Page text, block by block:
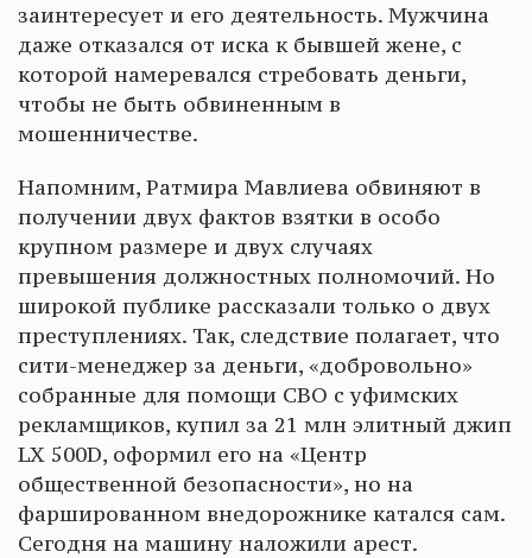
заинтересует и его деятельность. Мужчина
даже отказался от иска к бывшей жене, с
которой намеревался стребовать деньги,
чтобы не быть обвиненным в
мошенничестве.
Напомним, Ратмира Мавлиева обвиняют в
получении двух фактов взятки в особо
крупном размере и двух случаях
превышения должностных полномочий. Но
широкой публике рассказали только о двух
преступлениях. Так, следствие полагает, что
сити-менеджер за деньги, «добровольно»
собранные для помощи СВО с уфимских
рекламщиков, купил за 21 млн элитный джип
LX 500D, оформил его на «Центр
общественной безопасности», но на
фаршированном внедорожнике катался сам.
Сегодня на машину наложили арест.